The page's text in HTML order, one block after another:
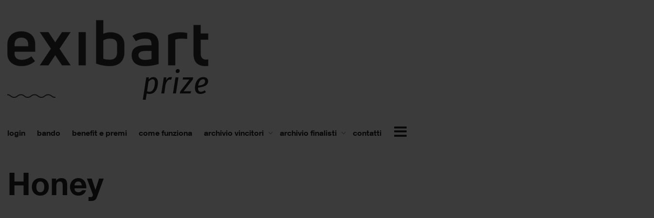
login bando benefit e premi come funziona archivio vincitori archivio finalisti contatti
Honey